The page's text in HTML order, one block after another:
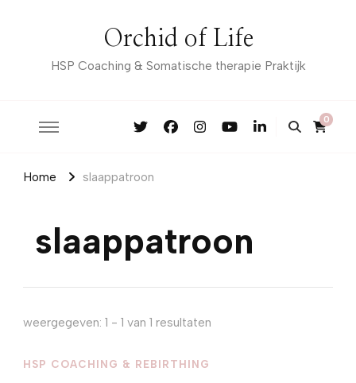
Orchid of Life
HSP Coaching & Somatische therapie Praktijk
0
Home slaappatroon
slaappatroon
weergegeven: 1 - 1 van 1 resultaten
HSP COACHING & REBIRTHING